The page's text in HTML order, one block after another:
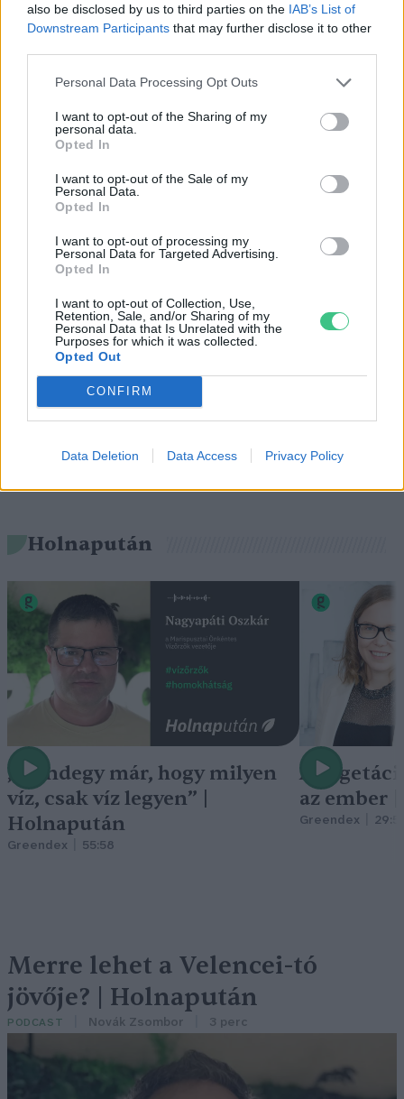
also be disclosed by us to third parties on the IAB’s List of
Downstream Participants that may further disclose it to other
Personal Data Processing Opt Outs
I want to opt-out of the Sharing of my
personal data.
Opted In
I want to opt-out of the Sale of my
Personal Data.
Opted In
I want to opt-out of processing my
Personal Data for Targeted Advertising.
Opted In
I want to opt-out of Collection, Use,
Retention, Sale, and/or Sharing of my
Personal Data that Is Unrelated with the
Purposes for which it was collected.
Opted Out
CONFIRM
Data Deletion Data Access Privacy Policy
Merre lehet a Velencei-tó jövője? |
Holnapután
meg őket!
ÉLŐ BOLYGÓNK 4 perc
Vitorlavirág – Így lesz gyönyörű a te
lakásodban is
ÉLŐ BOLYGÓNK 4 perc
Holnapután
„Mindegy már, hogy milyen
víz, csak víz legyen” |
Holnapután
Greendex 55:58
A
az ember
Greendex
Merre lehet a Velencei-tó
jövője? | Holnapután
PODCAST Novák Zsombor 3 perc